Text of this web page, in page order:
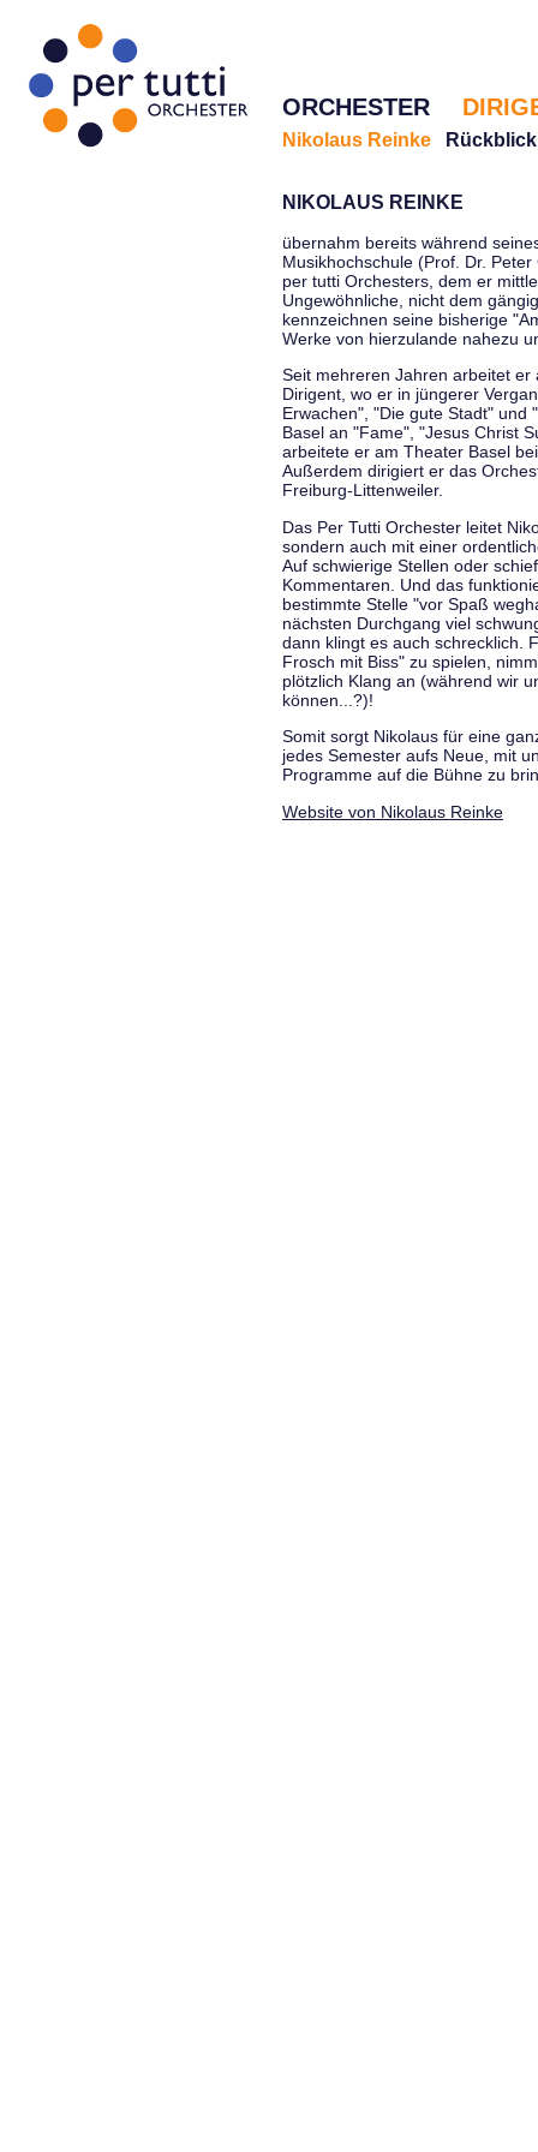
ORCHESTER
Nikolaus Reinke Rückblick
NIKOLAUS REINKE
übernahm bereits während
Musikhochschule (Prof. Dr.
per tutti Orchesters, dem er
Ungewöhnliche, nicht dem
kennzeichnen seine bisherige
Werke von hierzulande nahezu
Seit mehreren Jahren arbeitet
Dirigent, wo er in jüngerer
Erwachen", "Die gute Stadt" und
Basel an "Fame", "Jesus Christ
arbeitete er am Theater Basel
Außerdem dirigiert er das
Freiburg-Littenweiler.
Das Per Tutti Orchester leitet
sondern auch mit einer
Auf schwierige Stellen oder
Kommentaren. Und das
bestimmte Stelle "vor Spaß
nächsten Durchgang viel
dann klingt es auch schrecklich.
Frosch mit Biss" zu spielen,
plötzlich Klang an (während wir
können...?)!
Somit sorgt Nikolaus für eine
jedes Semester aufs Neue, mit
Programme auf die Bühne zu
Website von Nikolaus Reinke